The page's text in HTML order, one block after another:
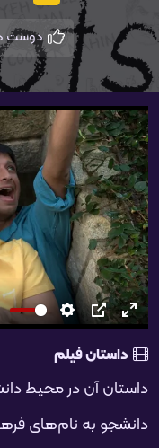
تنظیمات
PIP تمام
داستان فیلم
داستان آن در محیط
دانشجو به نام‌های